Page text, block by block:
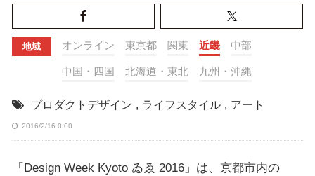
地域 オンライン 東京都 関東 近畿 中部
中国・四国 北海道・東北 九州・沖縄
プロダクトデザイン , ライフスタイル , アート
2016/2/16 0:00
「Design Week Kyoto ゐゑ 2016」は、京都市内の